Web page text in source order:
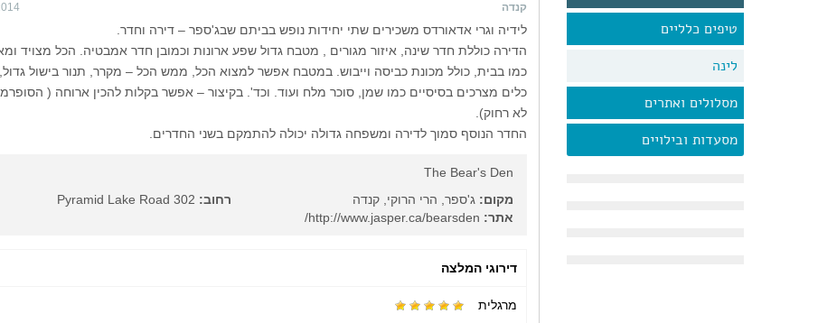
טיפים כלליים
לינה
מסלולים ואתרים
מסעדות ובילויים
קנדה
לידיה וגרי אדאורדס משכירים שתי יחידות נופש בביתם שבג'ספר – דירה וחדר.
הדירה כוללת חדר שינה, איזור מגורים , מטבח גדול שפע ארונות וכמובן חדר אמבטיה. הכל מצויד
כמו בבית, כולל מכונת כביסה וייבוש. במטבח אפשר למצוא הכל, ממש הכל – מקרר, תנור בישול
כלים מצרכים בסיסיים כמו שמן, סוכר מלח ועוד. וכד'. בקיצור – אפשר בקלות להכין ארוחה (
לא רחוק).
החדר הנוסף סמוך לדירה ומשפחה גדולה יכולה להתמקם בשני החדרים.
The Bear's Den
מקום: ג'ספר, הרי הרוקי, קנדה רחוב:
אתר:
דירוגי המלצה
מרגלית